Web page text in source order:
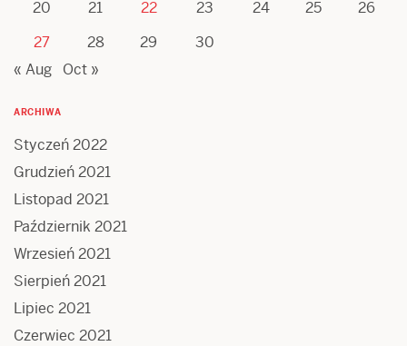
20 21 22 23 24 25
26
27
28 29
30
« Aug
Oct »
ARCHIWA
Styczeń 2022
Grudzień 2021
Listopad 2021
Październik 2021
Wrzesień 2021
Sierpień 2021
Lipiec 2021
Czerwiec 2021